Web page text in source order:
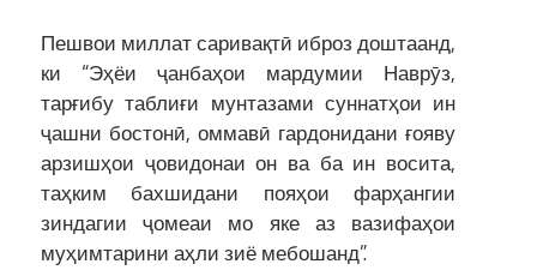
Пешвои миллат саривақтӣ иброз доштаанд,
ки “Эҳёи ҷанбаҳои мардумии Наврӯз,
тарғибу таблиғи мунтазами суннатҳои ин
ҷашни бостонӣ, оммавӣ гардонидани ғояву
арзишҳои ҷовидонаи он ва ба ин восита,
таҳким бахшидани пояҳои фарҳангии
зиндагии ҷомеаи мо яке аз вазифаҳои
муҳимтарини аҳли зиё мебошанд”.